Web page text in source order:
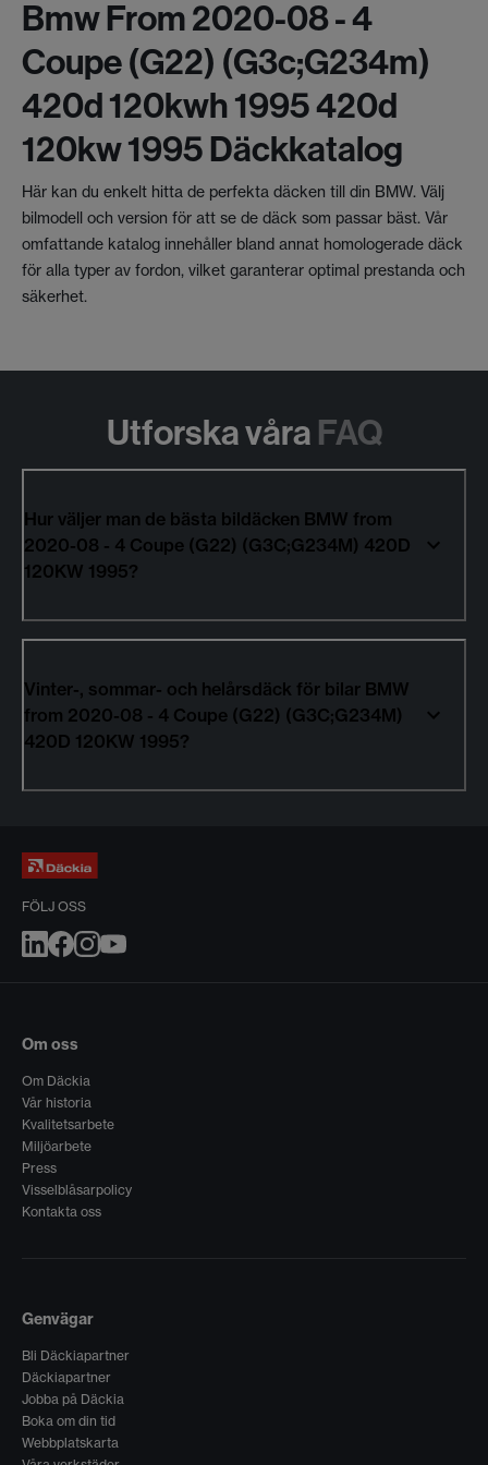
Bmw From 2020-08 - 4
Coupe (g22) (g3c;g234m)
420d 120kwh 1995 420d
120kw 1995 Däckkatalog
Här kan du enkelt hitta de perfekta däcken till din BMW. Välj
bilmodell och version för att se de däck som passar bäst. Vår
omfattande katalog innehåller bland annat homologerade däck
för alla typer av fordon, vilket garanterar optimal prestanda och
säkerhet.
Utforska våra FAQ
Hur väljer man de bästa bildäcken BMW from
2020-08 - 4 Coupe (G22) (G3C;G234M) 420D
120KW 1995?
Vinter-, sommar- och helårsdäck för bilar BMW
from 2020-08 - 4 Coupe (G22) (G3C;G234M)
420D 120KW 1995?
FÖLJ OSS
Om oss
Om Däckia
Vår historia
Kvalitetsarbete
Miljöarbete
Press
Visselblåsarpolicy
Kontakta oss
Genvägar
Bli Däckiapartner
Däckiapartner
Jobba på Däckia
Boka om din tid
Webbplatskarta